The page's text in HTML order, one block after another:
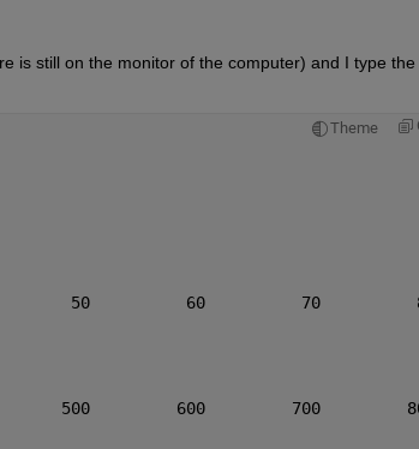
is still on the monitor of the computer) and I type the
Theme
50          60          70
500         600         700